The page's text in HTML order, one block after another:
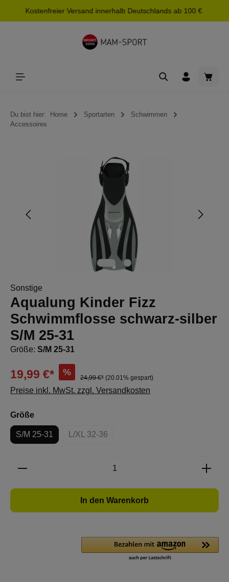
springen
Kostenfreier Versand innerhalb Deutschlands ab 100 €
Du bist hier: Home Sportarten
Schwimmen
Accessoires
Bildergalerie überspringen
Sonstige
Aqualung Kinder Fizz
Schwimmflosse schwarz-silber
S/M 25-31
Größe: S/M 25-31
19,99 €* %
24,99 €* (20.01% gespart)
Preise inkl. MwSt. zzgl. Versandkosten
Größeauswählen
S/M 25-31 L/XL 32-36
(Diese Option ist zurzeit nicht verfügbar.)
Produkt Anzahl: Gib den gewünschten
In den Warenkorb